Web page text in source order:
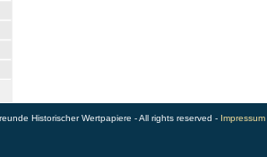
Historischer Wertpapiere - All rights reserved - Impressum